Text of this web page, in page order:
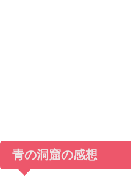
青の洞窟の感想